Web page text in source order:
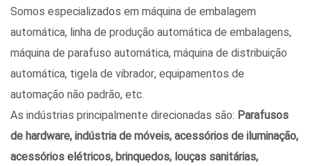
Somos especializados em máquina de embalagem
automática, linha de produção automática de embalagens,
máquina de parafuso automática, máquina de distribuição
automática, tigela de vibrador, equipamentos de
automação não padrão, etc.
As indústrias principalmente direcionadas são: Parafusos
de hardware, indústria de móveis, acessórios de iluminação,
acessórios elétricos, brinquedos, louças sanitárias,